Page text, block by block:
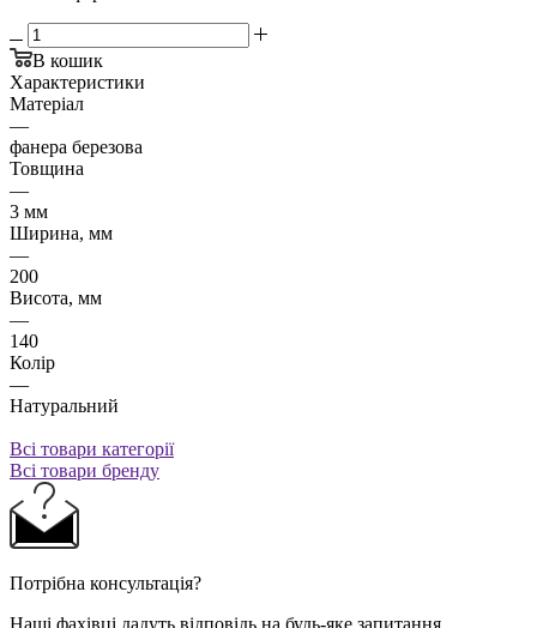
В кошик
Характеристики
Матеріал
—
фанера березова
Товщина
—
3 мм
Ширина, мм
—
200
Висота, мм
—
140
Колір
—
Натуральний
Всі товари категорії
Всі товари бренду
Потрібна консультація?